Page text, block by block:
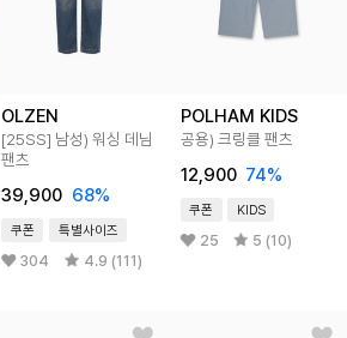
OLZEN
[25SS] 남성) 워싱 데님
팬츠
39,900 68%
쿠폰 특별사이즈
304 4.9 (111)
POLHAM KIDS
공용) 크링클 팬츠
12,900 74%
쿠폰 KIDS
25 5 (10)